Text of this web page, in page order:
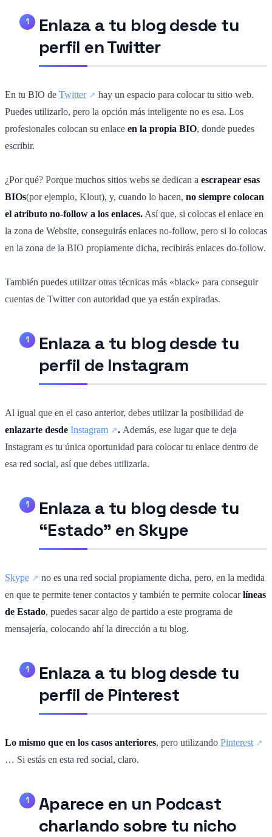
Enlaza a tu blog desde tu
perfil en Twitter
En tu BIO de Twitter
hay un espacio para colocar tu sitio web.
Puedes utilizarlo, pero la opción más inteligente no es esa. Los
profesionales colocan su enlace en la propia BIO, donde puedes
escribir.
¿Por qué? Porque muchos sitios webs se dedican a escrapear esas
BIOs(por ejemplo, Klout), y, cuando lo hacen, no siempre colocan
el atributo no-follow a los enlaces. Así que, si colocas el enlace en
la zona de Website, conseguirás enlaces no-follow, pero si lo colocas
en la zona de la BIO propiamente dicha, recibirás enlaces do-follow.
También puedes utilizar otras técnicas más «black» para conseguir
cuentas de Twitter con autoridad que ya están expiradas.
Enlaza a tu blog desde tu
perfil de Instagram
Al igual que en el caso anterior, debes utilizar la posibilidad de
enlazarte desde Instagram . Además, ese lugar que te deja
Instagram es tu única oportunidad para colocar tu enlace dentro de
esa red social, así que debes utilizarla.
Enlaza a tu blog desde tu
“Estado” en Skype
Skype
no es una red social propiamente dicha, pero, en la medida
en que te permite tener contactos y también te permite colocarlíneas
de Estado, puedes sacar algo de partido a este programa de
mensajería, colocando ahí la dirección a tu blog.
Enlaza a tu blog desde tu
perfil de Pinterest
Lo mismo que en los casos anteriores, pero utilizando Pinterest
… Si estás en esta red social, claro.
Aparece en un Podcast
charlando sobre tu nicho